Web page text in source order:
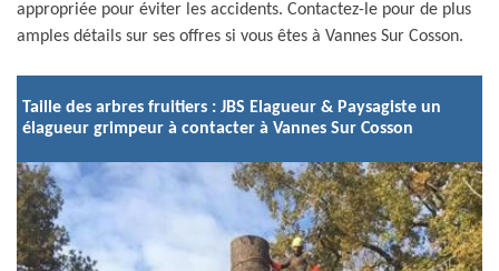
appropriée pour éviter les accidents. Contactez-le pour de plus
amples détails sur ses offres si vous êtes à Vannes Sur Cosson.
Taille des arbres fruitiers : JBS Elagueur & Paysagiste un
élagueur grimpeur à contacter à Vannes Sur Cosson